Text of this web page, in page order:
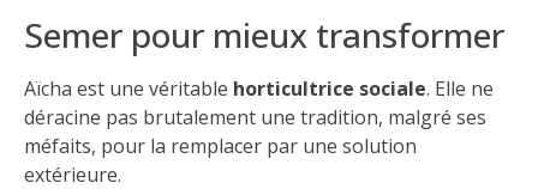
Semer pour mieux transformer
Aïcha est une véritable horticultrice sociale. Elle ne
déracine pas brutalement une tradition, malgré ses
méfaits, pour la remplacer par une solution
extérieure.